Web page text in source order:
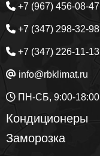
+7 (967) 456-08-47
+7 (347) 298-32-98
+7 (347) 226-11-13
info@rbklimat.ru
ПН-СБ, 9:00-18:00
Кондиционеры
Заморозка